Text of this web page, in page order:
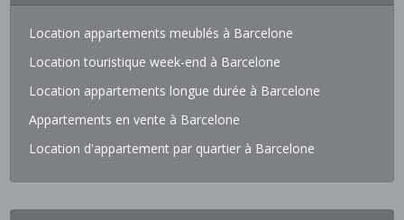
Location appartements meublés à Barcelone
Location touristique week-end à Barcelone
Location appartements longue durée à Barcelone
Appartements en vente à Barcelone
Location d'appartement par quartier à Barcelone